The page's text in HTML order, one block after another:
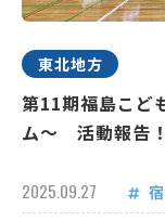
東北地方
第11期福島こど
ム～ 活動報告！
2025.09.27